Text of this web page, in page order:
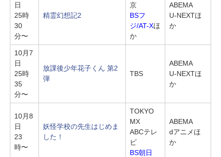
日
25時
30
分〜
精霊幻想記2
京
BSフ
ジ/AT-Xほ
か
ABEMA
U-NEXTほ
か
10月7
日
25時
35
分〜
放課後少年花子くん 第2
弾
TBS
ABEMA
U-NEXTほ
か
10月8
日
23
時〜
妖怪学校の先生はじめま
した！
TOKYO
MX
ABCテレ
ビ
BS朝日
ABEMA
dアニメほ
か